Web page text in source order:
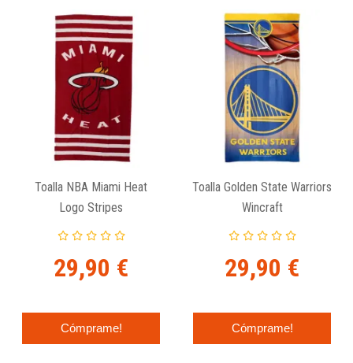
Toalla NBA Miami Heat
Logo Stripes
29,90 €
Cómprame!
Toalla Golden State Warriors
Wincraft
29,90 €
Cómprame!